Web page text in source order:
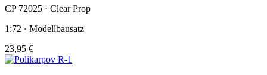
CP 72025 · Clear Prop
1:72 · Modellbausatz
23,95 €